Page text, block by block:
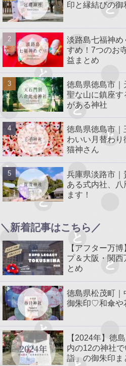
印と縁結びの御
淡路島七福神め
すめ！7つのお
益まとめ
徳島県徳島市｜
聖な山に鎮座す
がある神社
徳島県徳島市
わいい月替わ
猫神さん
兵庫県淡路市
ある式内社、八
ます！
＼新着記事はこちら／
【アフター万
プ＆大阪・関西
とめ
徳島県松茂町
御朱印♡和傘や
【2024年】徳
内の12の神社
詣」の御朱印ま